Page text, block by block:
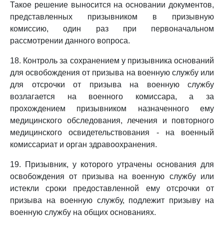
Такое решение выносится на основании документов,
представленных призывником в призывную
комиссию, один раз при первоначальном
рассмотрении данного вопроса.
18. Контроль за сохранением у призывника оснований
для освобождения от призыва на военную службу или
для отсрочки от призыва на военную службу
возлагается на военного комиссара, а за
прохождением призывником назначенного ему
медицинского обследования, лечения и повторного
медицинского освидетельствования - на военный
комиссариат и орган здравоохранения.
19. Призывник, у которого утрачены основания для
освобождения от призыва на военную службу или
истекли сроки предоставленной ему отсрочки от
призыва на военную службу, подлежит призыву на
военную службу на общих основаниях.